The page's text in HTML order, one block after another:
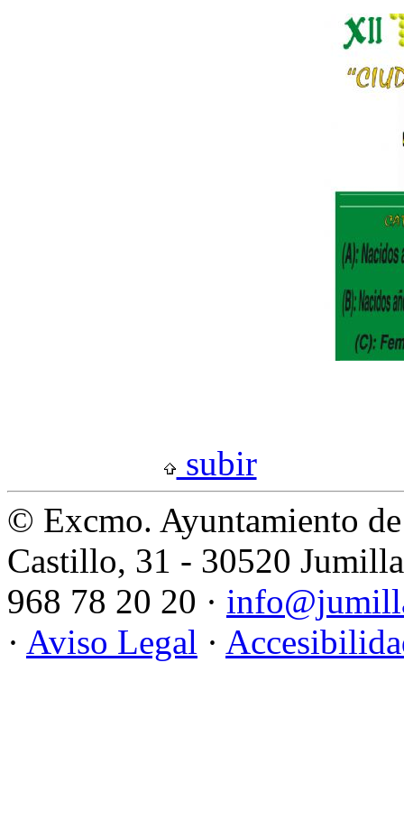
subir
© Excmo. Ayuntamiento
Castillo, 31 - 30520
968 78 20 20 ·
· Aviso Legal ·